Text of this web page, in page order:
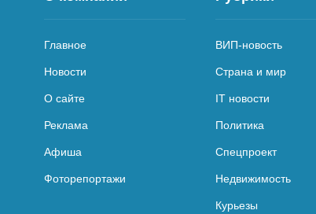
Главное
Новости
О сайте
Реклама
Афиша
Фоторепортажи
ВИП-новость
Страна и мир
IT новости
Политика
Спецпроект
Недвижимость
Курьезы